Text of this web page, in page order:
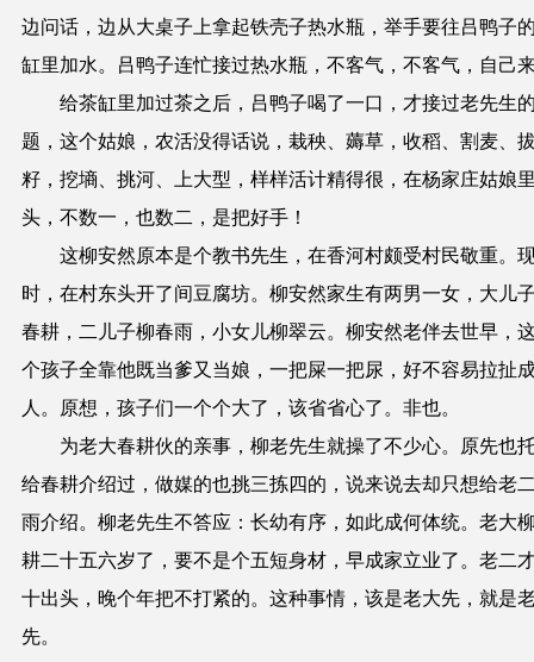
边问话，边从大桌子上拿起铁壳子热水瓶，举手要往吕鸭子
缸里加水。吕鸭子连忙接过热水瓶，不客气，不客气，自己
给茶缸里加过茶之后，吕鸭子喝了一口，才接过老先生
题，这个姑娘，农活没得话说，栽秧、薅草，收稻、割麦、
籽，挖墒、挑河、上大型，样样活计精得很，在杨家庄姑娘
头，不数一，也数二，是把好手！
这柳安然原本是个教书先生，在香河村颇受村民敬重。
时，在村东头开了间豆腐坊。柳安然家生有两男一女，大儿
春耕，二儿子柳春雨，小女儿柳翠云。柳安然老伴去世早，
个孩子全靠他既当爹又当娘，一把屎一把尿，好不容易拉扯
人。原想，孩子们一个个大了，该省省心了。非也。
为老大春耕伙的亲事，柳老先生就操了不少心。原先也
给春耕介绍过，做媒的也挑三拣四的，说来说去却只想给老
雨介绍。柳老先生不答应：长幼有序，如此成何体统。老大
耕二十五六岁了，要不是个五短身材，早成家立业了。老二
十出头，晚个年把不打紧的。这种事情，该是老大先，就是
先。